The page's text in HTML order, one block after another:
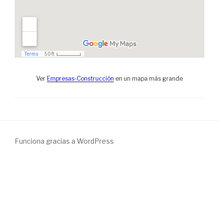
Ver Empresas-Construcción en un mapa más grande
Funciona gracias a WordPress